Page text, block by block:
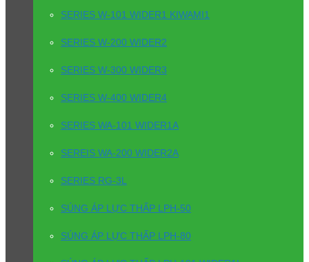
SERIES W-101 WIDER1 KIWAMI1
SERIES W-200 WIDER2
SERIES W-300 WIDER3
SERIES W-400 WIDER4
SERIES WA-101 WIDER1A
SEREIS WA-200 WIDER2A
SERIES RG-3L
SÚNG ÁP LỰC THẤP LPH-50
SÚNG ÁP LỰC THẤP LPH-80